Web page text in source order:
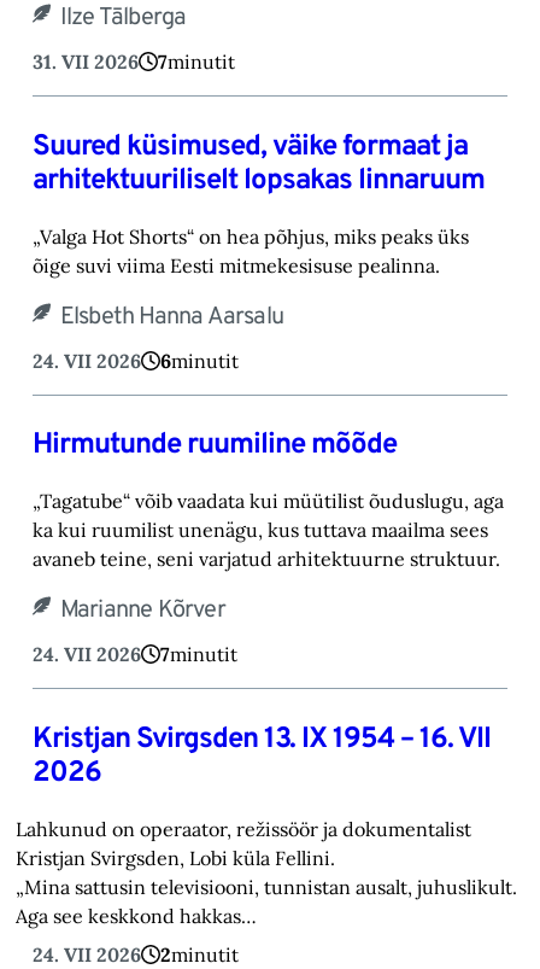
Ilze Tālberga
31. VII 2026 7minutit
Suured küsimused, väike formaat ja
arhitektuuriliselt lopsakas linnaruum
„Valga Hot Shorts“ on hea põhjus, miks peaks üks
õige suvi viima Eesti mitmekesisuse pealinna.
Elsbeth Hanna Aarsalu
24. VII 2026 6minutit
Hirmutunde ruumiline mõõde
„Tagatube“ võib vaadata kui müütilist õuduslugu, aga
ka kui ruumilist unenägu, kus tuttava maailma sees
avaneb teine, seni varjatud arhitektuurne struktuur.
Marianne Kõrver
24. VII 2026 7minutit
Kristjan Svirgsden 13. IX 1954 – 16. VII
2026
Lahkunud on operaator, režissöör ja dokumentalist
Kristjan Svirgsden, Lobi küla Fellini.
„Mina sattusin televisiooni, tunnistan ausalt, juhuslikult.
Aga see keskkond hakkas…
24. VII 2026
2minutit